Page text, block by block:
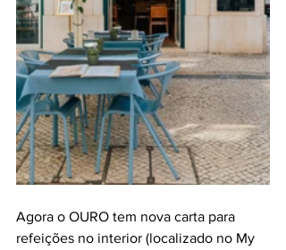
Agora o OURO tem nova carta para
refeições no interior (localizado no My